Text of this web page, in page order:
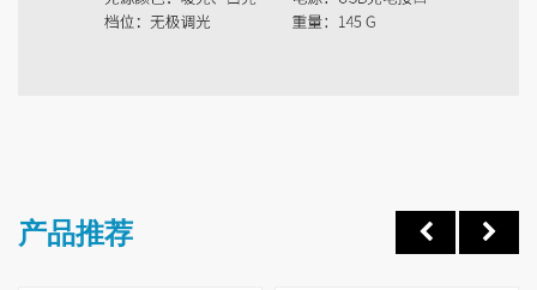
产品推荐